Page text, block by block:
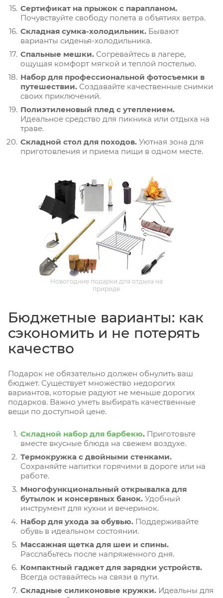
Сертификат на прыжок с парапланом.
Почувствуйте свободу полета в объятиях ветра.
Складная сумка-холодильник. Бывают
варианты сиденья-холодильника.
Спальные мешки. Согревайтесь в лагере,
ощущая комфорт мягкой и теплой постелью.
Набор для профессиональной фотосъемки в
путешествии. Создавайте качественные снимки
своих приключений.
Полиэтиленовый плед с утеплением.
Идеальное средство для пикника или отдыха на
траве.
Складной стол для походов. Уютная зона для
приготовления и приема пищи в одном месте.
Новогодние подарки для отдыха на
природе
Бюджетные варианты: как
сэкономить и не потерять
качество
Подарок не обязательно должен обнулить ваш
бюджет. Существует множество недорогих
вариантов, которые радуют не меньше дорогих
подарков. Важно уметь выбирать качественные
вещи по доступной цене.
Складной набор для барбекю. Приготовьте
вместе вкусные блюда на свежем воздухе.
Термокружка с двойными стенками.
Сохраняйте напитки горячими в дороге или на
работе.
Многофункциональный открывалка для
бутылок и консервных банок. Удобный
инструмент для кухни и вечеринок.
Набор для ухода за обувью. Поддерживайте
обувь в идеальном состоянии.
Массажная щетка для шеи и спины.
Расслабьтесь после напряженного дня.
Компактный гаджет для зарядки устройств.
Всегда оставайтесь на связи в пути.
Складные силиконовые кружки. Идеальны для